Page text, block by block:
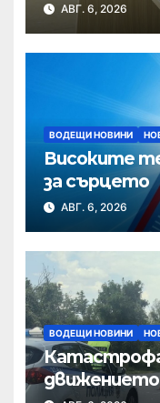
АВГ. 6, 2026
ВОДЕЩИ НОВИНИ
Високите
за сърцето
АВГ. 6, 2026
ВОДЕЩИ НОВИНИ
движението